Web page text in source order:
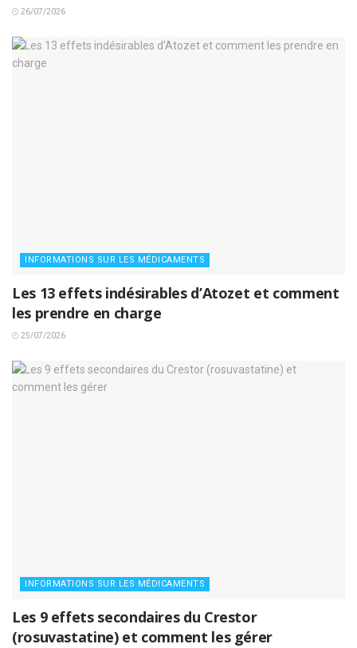
26/07/2026
INFORMATIONS SUR LES MÉDICAMENTS
Les 13 effets indésirables d’Atozet et comment
les prendre en charge
25/07/2026
INFORMATIONS SUR LES MÉDICAMENTS
Les 9 effets secondaires du Crestor
(rosuvastatine) et comment les gérer